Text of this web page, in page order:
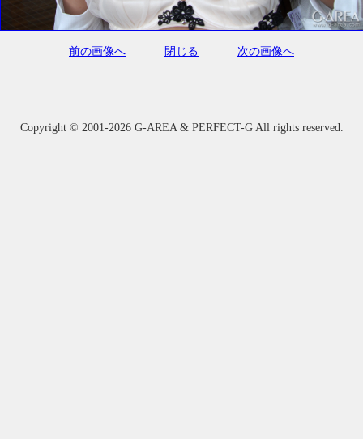
前の画像へ 閉じる 次の画像へ
Copyright © 2001-2026 G-AREA & PERFECT-G All rights reserved.